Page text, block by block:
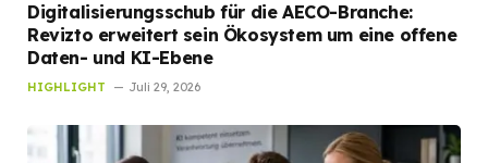
Digitalisierungsschub für die AECO-Branche:
Revizto erweitert sein Ökosystem um eine offene
Daten- und KI-Ebene
HIGHLIGHT Juli 29, 2026